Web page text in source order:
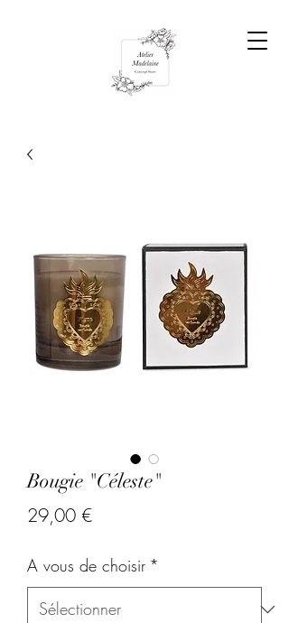
Bougie "Céleste"
29,00 €Prix
A vous de choisir *